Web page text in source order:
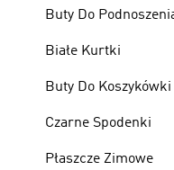
Buty Do
Białe Kurtki
Buty Do Koszykówki
Czarne Spodenki
Płaszcze Zimowe